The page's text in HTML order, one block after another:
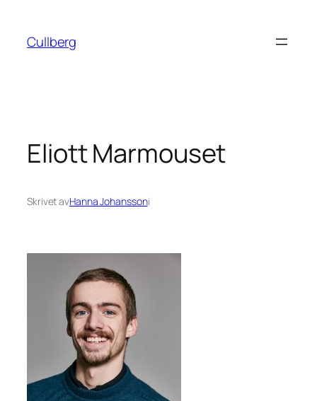
innehåll
Cullberg
Eliott Marmouset
Skrivet avHanna Johanssoni